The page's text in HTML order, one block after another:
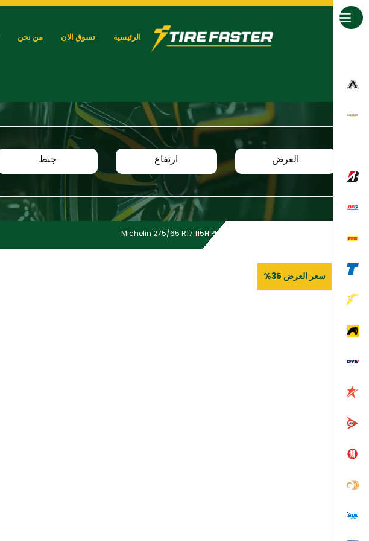
الرئيسية تسوق الان من نحن
العرض ارتفاع جنط
Michelin 275/65 R17 115H PRIM SUV+ MI TL
سعر العرض 35%